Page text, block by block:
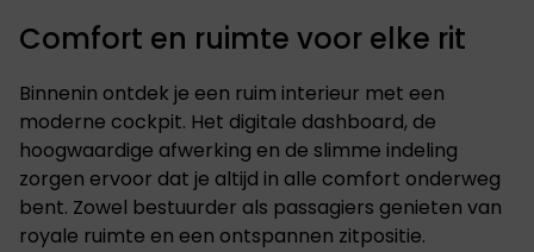
Comfort en ruimte voor elke rit
Binnenin ontdek je een ruim interieur met een
moderne cockpit. Het digitale dashboard, de
hoogwaardige afwerking en de slimme indeling
zorgen ervoor dat je altijd in alle comfort onderweg
bent. Zowel bestuurder als passagiers genieten van
royale ruimte en een ontspannen zitpositie.